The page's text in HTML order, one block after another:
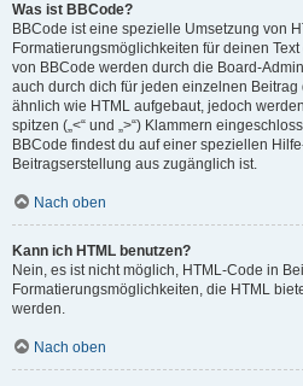
Was ist BBCode?
BBCode ist eine spezielle Umsetzung von
Formatierungsmöglichkeiten für deinen
von BBCode werden durch die Board-
auch durch dich für jeden einzelnen
ähnlich wie HTML aufgebaut, jedoch werden
spitzen („<“ und „>“) Klammern
BBCode findest du auf einer speziellen
Beitragserstellung aus zugänglich ist.
Nach oben
Kann ich HTML benutzen?
Nein, es ist nicht möglich, HTML-Code in
Formatierungsmöglichkeiten, die HTML
werden.
Nach oben